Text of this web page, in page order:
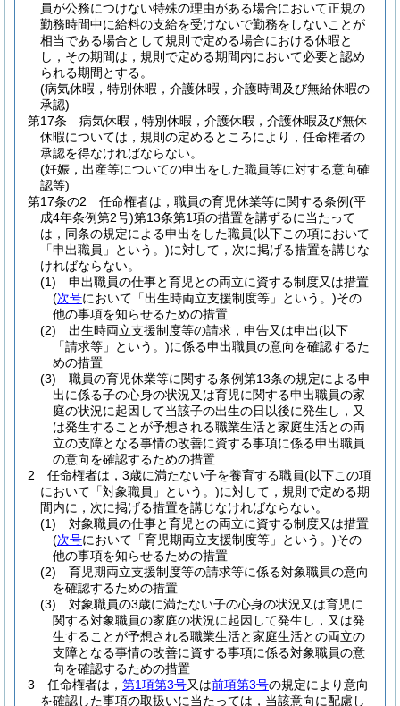
員が公務につけない特殊の理由がある場合において正規の
勤務時間中に給料の支給を受けないで勤務をしないことが
相当である場合として規則で定める場合における休暇と
し，その期間は，規則で定める期間内において必要と認め
られる期間とする。
(病気休暇，特別休暇，介護休暇，介護時間及び無給休暇の
承認)
第17条
病気休暇，特別休暇，介護休暇，介護休暇及び無休
休暇については，規則の定めるところにより，任命権者の
承認を得なければならない。
(妊娠，出産等についての申出をした職員等に対する意向確
認等)
第17条の2
任命権者は，職員の育児休業等に関する条例(平
成4年条例第2号)第13条第1項の措置を講ずるに当たって
は，同条の規定による申出をした職員(以下この項において
「申出職員」という。)に対して，次に掲げる措置を講じな
ければならない。
(1)
申出職員の仕事と育児との両立に資する制度又は措置
(次号において「出生時両立支援制度等」という。)その
他の事項を知らせるための措置
(2)
出生時両立支援制度等の請求，申告又は申出(以下
「請求等」という。)に係る申出職員の意向を確認するた
めの措置
(3)
職員の育児休業等に関する条例第13条の規定による申
出に係る子の心身の状況又は育児に関する申出職員の家
庭の状況に起因して当該子の出生の日以後に発生し，又
は発生することが予想される職業生活と家庭生活との両
立の支障となる事情の改善に資する事項に係る申出職員
の意向を確認するための措置
2
任命権者は，3歳に満たない子を養育する職員(以下この項
において「対象職員」という。)に対して，規則で定める期
間内に，次に掲げる措置を講じなければならない。
(1)
対象職員の仕事と育児との両立に資する制度又は措置
(次号において「育児期両立支援制度等」という。)その
他の事項を知らせるための措置
(2)
育児期両立支援制度等の請求等に係る対象職員の意向
を確認するための措置
(3)
対象職員の3歳に満たない子の心身の状況又は育児に
関する対象職員の家庭の状況に起因して発生し，又は発
生することが予想される職業生活と家庭生活との両立の
支障となる事情の改善に資する事項に係る対象職員の意
向を確認するための措置
3
任命権者は， 第1項第3号又は前項第3号の規定により意向
を確認した事項の取扱いに当たっては，当該意向に配慮し